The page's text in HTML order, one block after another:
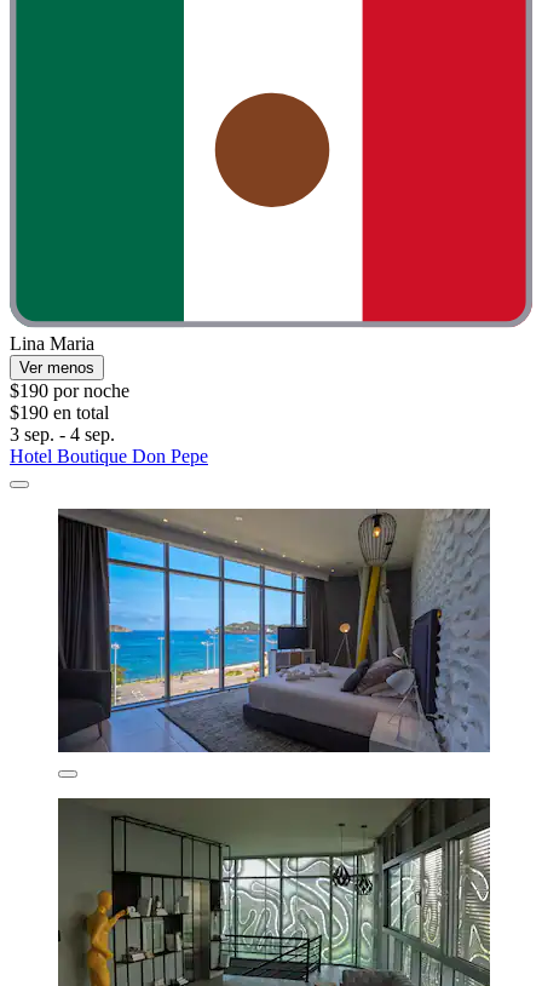
Lina Maria
Ver menos
$190 por noche
$190 en total
3 sep. - 4 sep.
Hotel Boutique Don Pepe